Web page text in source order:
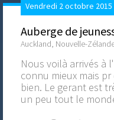
Vendredi 2 octobre 2015
Auberge de
Auckland, Nouvelle-
Nous voilà arrivés à
connu mieux mais
bien. Le gerant est
un peu tout le